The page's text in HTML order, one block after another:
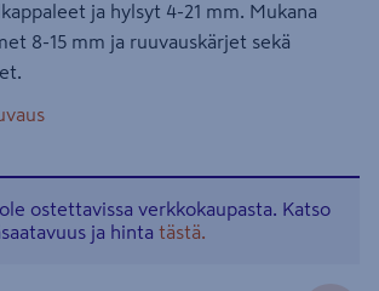
ja hylsyt 4-21 mm. Mukana
8-15 mm ja ruuvauskärjet sekä
ostettavissa verkkokaupasta. Katso
ja hinta tästä.